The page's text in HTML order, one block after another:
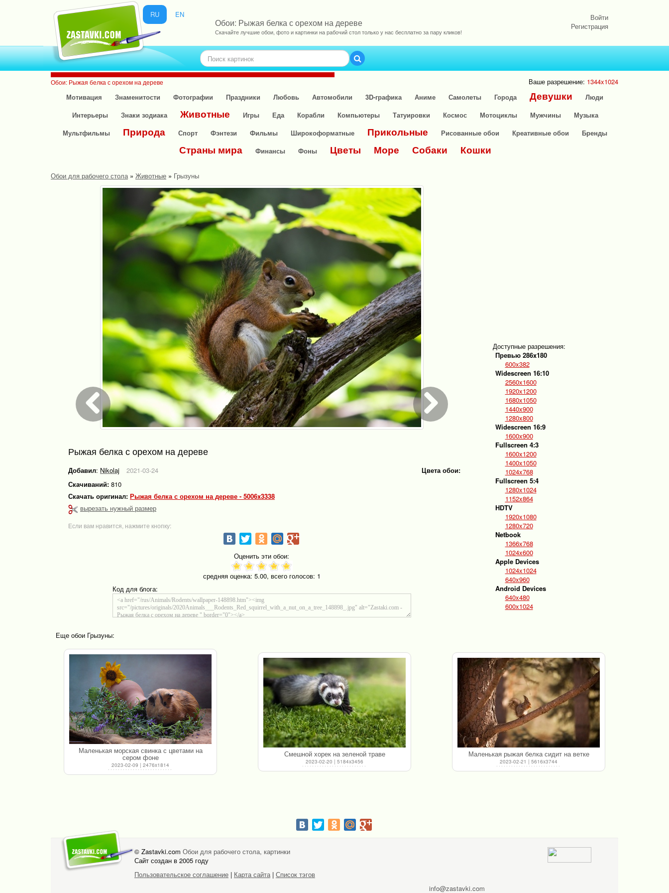
RU EN
Обои: Рыжая белка с орехом на дереве
Скачайте лучшие обои, фото и картинки на рабочий стол только у нас бесплатно за пару кликов!
Войти
Регистрация
Обои: Рыжая белка с орехом на дереве Ваше разрешение: 1344x1024
Мотивация
Знаменитости Фотографии Праздники Любовь Автомобили 3D-графика Аниме Самолеты Города Девушки
Люди
Интерьеры
Знаки зодиака Животные Игры Еда Корабли Компьютеры Татуировки Космос Мотоциклы Мужчины
Музыка
Мультфильмы
Природа Спорт Фэнтези Фильмы Широкоформатные Прикольные Рисованные обои Креативные обои Бренды
Страны мира Финансы Фоны Цветы Море Собаки Кошки
Обои для рабочего стола» Животные » Грызуны
Рыжая белка с орехом на дереве
Добавил: Nikolaj
2021-03-24
Скачиваний: 810
Скачать оригинал:
Рыжая белка с орехом на дереве - 5006x3338
вырезать нужный размер
Цвета обои:
Если вам нравится, нажмите кнопку:
Оценить эти обои:
средняя оценка: 5.00, всего голосов: 1
Код для блога:
Доступные разрешения:
Превью 286x180
600x382
Widescreen 16:10
2560x1600
1920x1200
1680x1050
1440x900
1280x800
Widescreen 16:9
1600x900
Fullscreen 4:3
1600x1200
1400x1050
1024x768
Fullscreen 5:4
1280x1024
1152x864
HDTV
1920x1080
1280x720
Netbook
1366x768
1024x600
Apple Devices
1024x1024
640x960
Android Devices
640x480
600x1024
Еще обои Грызуны:
Маленькая морская свинка с цветами на
сером фоне
2023-02-09 | 2476x1814
Смешной хорек на зеленой траве
2023-02-20 | 5184x3456
Маленькая рыжая белка сидит на ветке
2023-02-21 | 5616x3744
© Zastavki.com Обои для рабочего стола, картинки
Сайт создан в 2005 году
Пользовательское соглашение | Карта сайта | Список тэгов
info@zastavki.com